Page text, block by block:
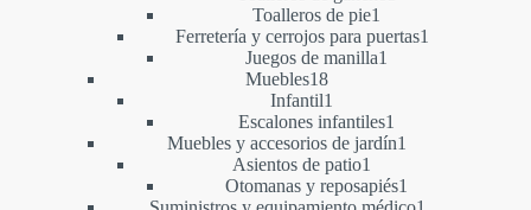
Toalleros de pie1
producto
Ferretería y cerrojos para puertas1
Juegos de manilla1
Muebles1818
productos
Infantil1
producto
Escalones infantiles1
producto
Muebles y accesorios de jardín1
Asientos de patio1
producto
Otomanas y reposapiés1
producto